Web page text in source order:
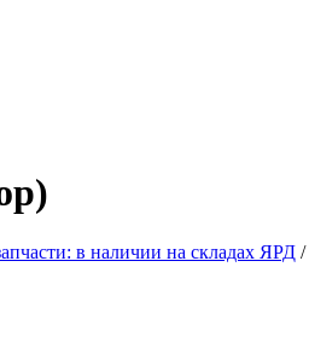
в наличии на складах ЯРД /